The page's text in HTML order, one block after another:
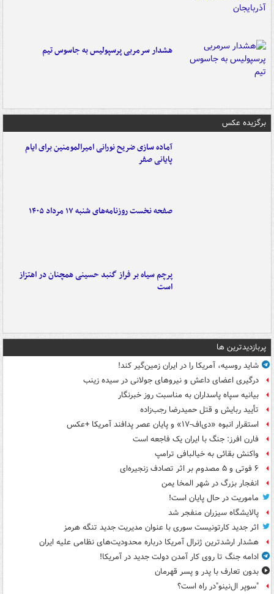
هشدار سرمربی پرسپولیس به جاسوس تیم
برگزیده عکس
آماده سازی ضریح نورانی امیرالمومنین برای ایام
پایانی صفر
صفحه نخست روزنامه‌های شنبه ۱۷ مرداد ۱۴۰۵
پرچم سیاه بر فراز گنبد حسینی همچنان در اهتزاز
است
پربازدیدترین ها
شاید روسیه، آمریکا را در ایران زمین‌گیر کند!
درگیری اعضای داعش و نیروهای جولانی در سیده زینب
بیانیه سپاه پاسداران به مناسبت روز خبرنگار
تأیید ربایش و قتل حمیدرضا رجب‌زاده
استقرار انبوه «دی‌اف‑۱۷» و پایان عصر پدافند آمریکا +عکس
فارن افرز: جنگ با ایران یک فاجعه است
واکنش بقائی به خیالبافی ترامپ
۶ فوتی و ۵ مصدوم بر اثر تصادف زنجیره‌ای
انفجار بزرگ در شهر المخا یمن
ماموریت در حال پایان است!
پالایشگاه سیزران منفجر شد
اثر جدید کارتونیست سوری با عنوان مدیریت جدید تنگه هرمز
هشدار ارشدترین ژنرال آمریکا درباره محدودیت‌های نظامی علیه ایران
ادامه جنگ تا روی کار آمدن دولت جدید در آمریکا!
بدون تعارف با پدر و پسر قهرمان
"سوپر ال‌نینو"در راه است؟